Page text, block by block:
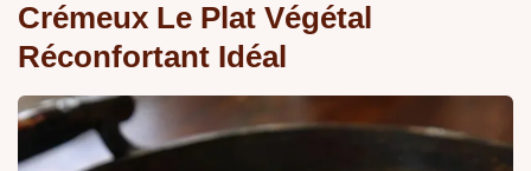
Crémeux Le Plat Végétal
Réconfortant Idéal